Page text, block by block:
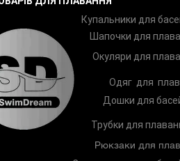
Купальники для
Шапочки для
Окуляри для
Одяг для
Дошки для
Трубки для
Рюкзаки для